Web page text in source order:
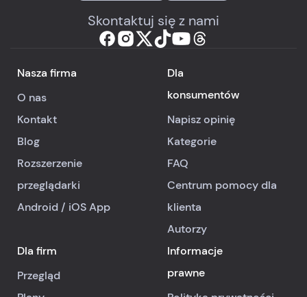
Skontaktuj się z nami
Nasza firma
O nas
Kontakt
Blog
Rozszerzenie
przeglądarki
Android / iOSApp
Dla
konsumentów
Napisz opinię
Kategorie
FAQ
Centrum pomocy dla
klienta
Autorzy
Dla firm
Przegląd
Informacje
prawne